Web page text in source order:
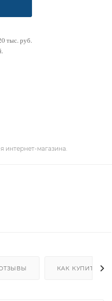
тыс. руб.
интернет-магазина.
КАК КУПИТЬ